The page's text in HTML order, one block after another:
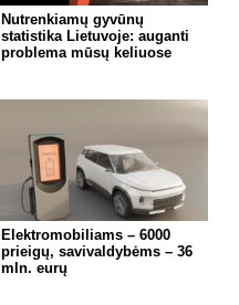
Nutrenkiamų gyvūnų
statistika Lietuvoje: auganti
problema mūsų keliuose
Elektromobiliams – 6000
prieigų, savivaldybėms – 36
mln. eurų